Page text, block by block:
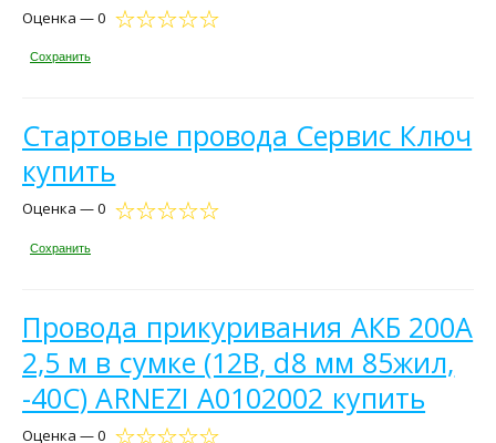
Оценка — 0
Сохранить
Стартовые провода Сервис Ключ
купить
Оценка — 0
Сохранить
Провода прикуривания АКБ 200А
2,5 м в сумке (12В, d8 мм 85жил,
-40С) ARNEZI A0102002 купить
Оценка — 0